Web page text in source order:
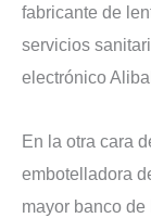
fabricante de
servicios
electrónico
En la otra cara
embotelladora
mayor banco de